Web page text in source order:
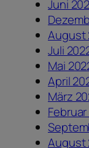
Juni
August
Juli
Mai
April
März
August